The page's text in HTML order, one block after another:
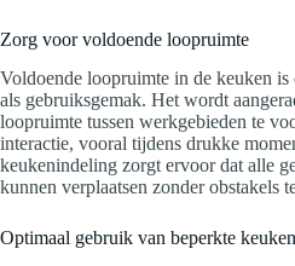
Zorg voor voldoende loopruimte
Voldoende loopruimte in de keuken
als gebruiksgemak. Het wordt
loopruimte tussen werkgebieden te
interactie, vooral tijdens drukke
keukenindeling zorgt ervoor dat alle
kunnen verplaatsen zonder obstakels
Optimaal gebruik van beperkte